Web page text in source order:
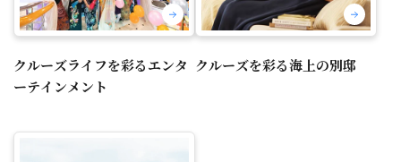
クルーズライフを彩るエンタ
ーテインメント
クルーズを彩る海上の別邸